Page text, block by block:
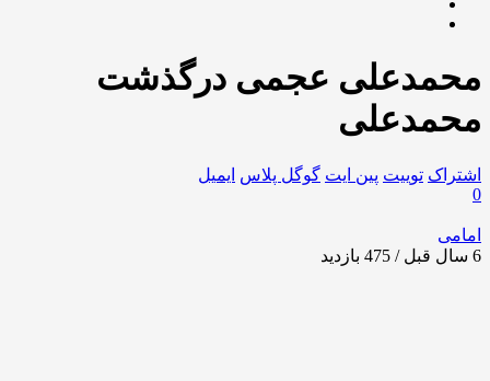
محمدعلی عجمی درگذشت
محمدعلی
اشتراک توییت پین ایت گوگل‌ پلاس ایمیل
0
امامی
6 سال قبل / 475
بازدید